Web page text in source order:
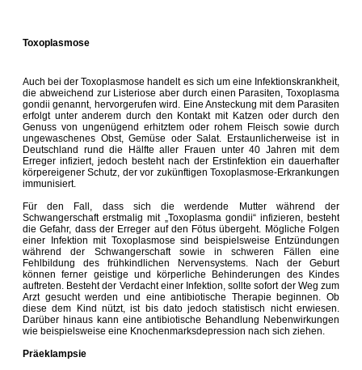
Toxoplasmose
Auch bei der Toxoplasmose handelt es sich um eine Infektionskrankheit,
die abweichend zur Listeriose aber durch einen Parasiten, Toxoplasma
gondii genannt, hervorgerufen wird. Eine Ansteckung mit dem Parasiten
erfolgt unter anderem durch den Kontakt mit Katzen oder durch den
Genuss von ungenügend erhitztem oder rohem Fleisch sowie durch
ungewaschenes Obst, Gemüse oder Salat. Erstaunlicherweise ist in
Deutschland rund die Hälfte aller Frauen unter 40 Jahren mit dem
Erreger infiziert, jedoch besteht nach der Erstinfektion ein dauerhafter
körpereigener Schutz, der vor zukünftigen Toxoplasmose-Erkrankungen
immunisiert.
Für den Fall, dass sich die werdende Mutter während der
Schwangerschaft erstmalig mit „Toxoplasma gondii“ infizieren, besteht
die Gefahr, dass der Erreger auf den Fötus übergeht. Mögliche Folgen
einer Infektion mit Toxoplasmose sind beispielsweise Entzündungen
während der Schwangerschaft sowie in schweren Fällen eine
Fehlbildung des frühkindlichen Nervensystems. Nach der Geburt
können ferner geistige und körperliche Behinderungen des Kindes
auftreten. Besteht der Verdacht einer Infektion, sollte sofort der Weg zum
Arzt gesucht werden und eine antibiotische Therapie beginnen. Ob
diese dem Kind nützt, ist bis dato jedoch statistisch nicht erwiesen.
Darüber hinaus kann eine antibiotische Behandlung Nebenwirkungen
wie beispielsweise eine Knochenmarksdepression nach sich ziehen.
Präeklampsie